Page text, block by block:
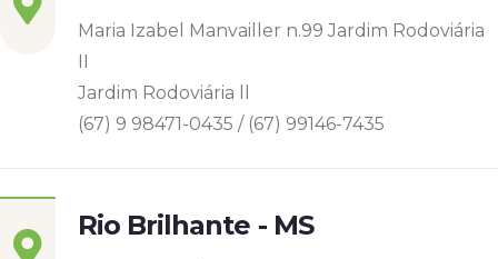
Maria Izabel Manvailler n.99 Jardim Rodoviária
II
Jardim Rodoviária ll
(67) 9 98471-0435 / (67) 99146-7435
Rio Brilhante - MS